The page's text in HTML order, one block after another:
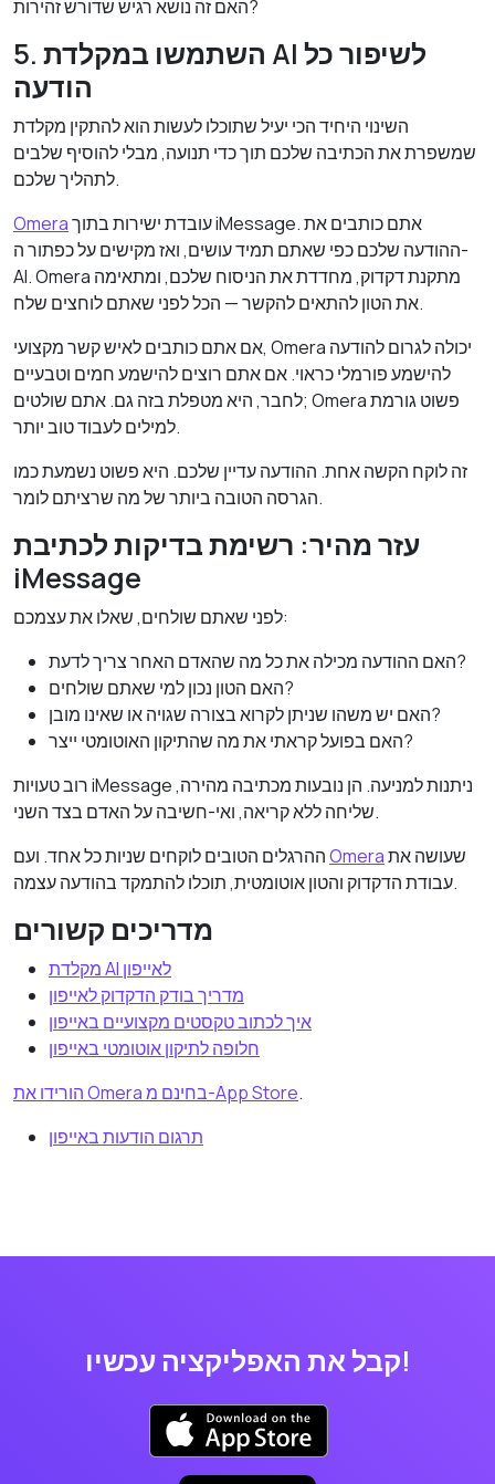
האם זה נושא רגיש שדורש זהירות?
5. השתמשו במקלדת AI לשיפור כל
הודעה
השינוי היחיד הכי יעיל שתוכלו לעשות הוא להתקין מקלדת
שמשפרת את הכתיבה שלכם תוך כדי תנועה, מבלי להוסיף שלבים
לתהליך שלכם.
Omera
ההודעה שלכם כפי שאתם תמיד עושים, ואז מקישים על כפתור ה-
AI. Omera מתקנת דקדוק, מחדדת את הניסוח שלכם, ומתאימה
את הטון להתאים להקשר — הכל לפני שאתם לוחצים שלח.
אם אתם כותבים לאיש קשר מקצועי, Omera יכולה לגרום להודעה
להישמע פורמלי כראוי. אם אתם רוצים להישמע חמים וטבעיים
לחבר, היא מטפלת בזה גם. אתם שולטים; Omera פשוט גורמת
למילים לעבוד טוב יותר.
זה לוקח הקשה אחת. ההודעה עדיין שלכם. היא פשוט נשמעת כמו
הגרסה הטובה ביותר של מה שרציתם לומר.
עזר מהיר: רשימת בדיקות לכתיבת
iMessage
לפני שאתם שולחים, שאלו את עצמכם:
האם ההודעה מכילה את כל מה שהאדם האחר צריך לדעת?
האם הטון נכון למי שאתם שולחים?
האם יש משהו שניתן לקרוא בצורה שגויה או שאינו מובן?
האם בפועל קראתי את מה שהתיקון האוטומטי ייצר?
רוב טעויות iMessage ניתנות למניעה. הן נובעות מכתיבה מהירה,
שליחה ללא קריאה, ואי-חשיבה על האדם בצד השני.
Omera
עבודת הדקדוק והטון אוטומטית, תוכלו להתמקד בהודעה עצמה.
מדריכים קשורים
מקלדת AI לאייפון
מדריך בודק הדקדוק לאייפון
איך לכתוב טקסטים מקצועיים באייפון
חלופה לתיקון אוטומטי באייפון
הורידו את Omera בחינם מ-App Store.
תרגום הודעות באייפון
קבל את האפליקציה עכשיו!